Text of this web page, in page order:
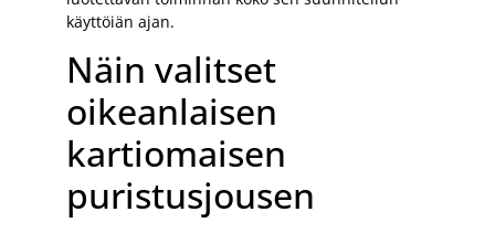
käyttöiän ajan.
Näin valitset
oikeanlaisen
kartiomaisen
puristusjousen